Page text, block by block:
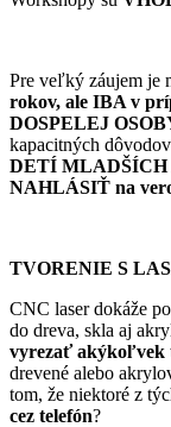
Pre veľký záujem je
rokov, ale IBA v
DOSPELEJ
kapacitných
DETÍ MLADŠÍCH
NAHLÁSIŤ na
TVORENIE S
CNC laser dokáže
do dreva, skla aj
vyrezať akýkoľvek
drevené alebo
tom, že niektoré z
cez telefón?